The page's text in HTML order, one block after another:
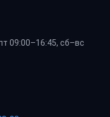
09:00–16:45, сб–вс